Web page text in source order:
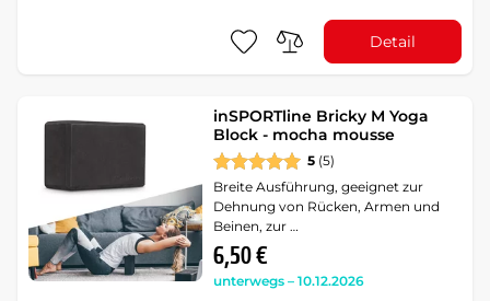
Detail
inSPORTline Bricky M Yoga
Block - mocha mousse
5 (5)
Breite Ausführung, geeignet zur
Dehnung von Rücken, Armen und
Beinen, zur …
6,50 €
unterwegs – 10.12.2026